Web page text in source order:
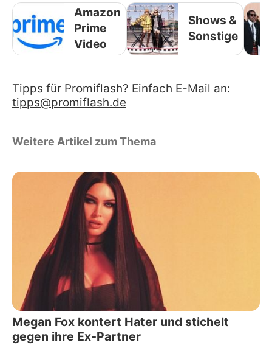
Amazon
Prime
Video
Shows &
Sonstige
Tipps für Promiflash? Einfach E-Mail an:
tipps@promiflash.de
Weitere Artikel zum Thema
Megan Fox kontert Hater und stichelt
gegen ihre Ex-Partner